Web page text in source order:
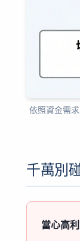
依照資金需
千萬別
當心高